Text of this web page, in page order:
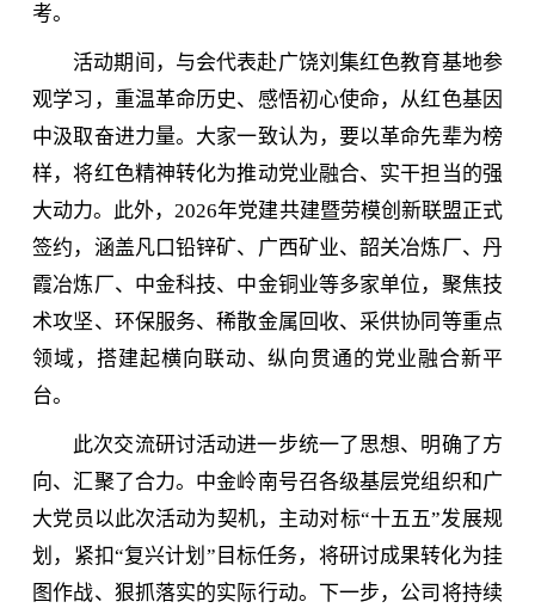
考。
活动期间，与会代表赴广饶刘集红色教育基地参
观学习，重温革命历史、感悟初心使命，从红色基因
中汲取奋进力量。大家一致认为，要以革命先辈为榜
样，将红色精神转化为推动党业融合、实干担当的强
大动力。此外，2026年党建共建暨劳模创新联盟正式
签约，涵盖凡口铅锌矿、广西矿业、韶关冶炼厂、丹
霞冶炼厂、中金科技、中金铜业等多家单位，聚焦技
术攻坚、环保服务、稀散金属回收、采供协同等重点
领域，搭建起横向联动、纵向贯通的党业融合新平
台。
此次交流研讨活动进一步统一了思想、明确了方
向、汇聚了合力。中金岭南号召各级基层党组织和广
大党员以此次活动为契机，主动对标“十五五”发展规
划，紧扣“复兴计划”目标任务，将研讨成果转化为挂
图作战、狠抓落实的实际行动。下一步，公司将持续